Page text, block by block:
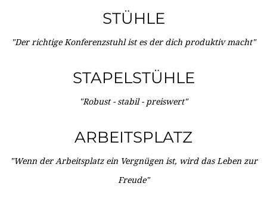
STÜHLE
"Der richtige Konferenzstuhl ist es der dich produktiv macht"
STAPELSTÜHLE
"Robust - stabil - preiswert"
ARBEITSPLATZ
"Wenn der Arbeitsplatz ein Vergnügen ist, wird das Leben zur
Freude"